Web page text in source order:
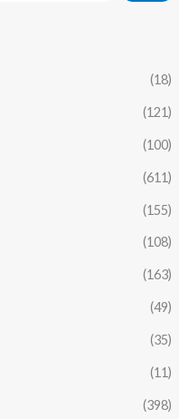
(18)
(121)
(100)
(611)
(155)
(108)
(163)
(49)
(35)
(11)
(398)